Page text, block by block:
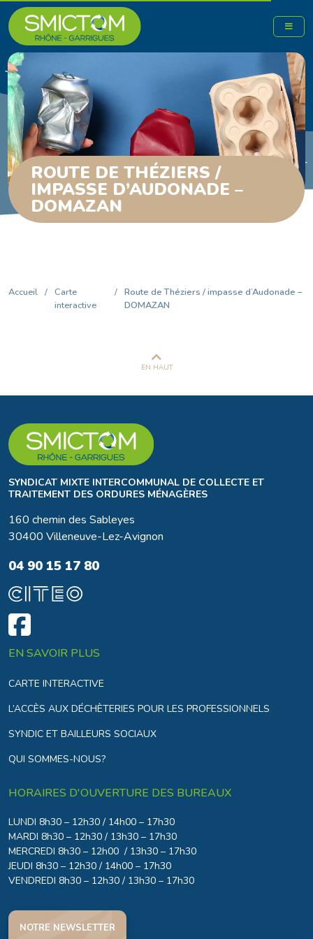
ROUTE DE THÉZIERS /
IMPASSE D’AUDONADE –
DOMAZAN
Accueil / Carte
interactive
/ Route de Théziers / impasse d’Audonade –
DOMAZAN
EN HAUT
SYNDICAT MIXTE INTERCOMMUNAL DE COLLECTE ET
TRAITEMENT DES ORDURES MÉNAGÈRES
160 chemin des Sableyes
30400 Villeneuve-Lez-Avignon
04 90 15 17 80
EN SAVOIR PLUS
CARTE INTERACTIVE
L’ACCÈS AUX DÉCHÈTERIES POUR LES PROFESSIONNELS
SYNDIC ET BAILLEURS SOCIAUX
QUI SOMMES-NOUS?
HORAIRES D'OUVERTURE DES BUREAUX
LUNDI 8h30 – 12h30 / 14h00 – 17h30
MARDI 8h30 – 12h30 / 13h30 – 17h30
MERCREDI 8h30 – 12h00 / 13h30 – 17h30
JEUDI 8h30 – 12h30 / 14h00 – 17h30
VENDREDI 8h30 – 12h30 / 13h30 – 17h30
NOTRE NEWSLETTER